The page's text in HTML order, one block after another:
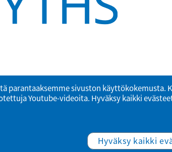
parantaaksemme sivuston käyttökokemusta.
Youtube-videoita. Hyväksy kaikki
Hyväksy kaikki